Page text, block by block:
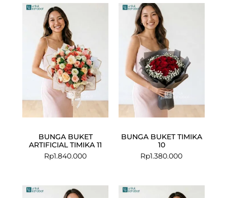
BUNGA BUKET
ARTIFICIAL TIMIKA 11
Rp1.840.000
BUNGA BUKET TIMIKA
10
Rp1.380.000